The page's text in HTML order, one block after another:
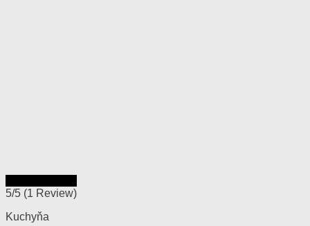
5/5 (1 Review)
Kuchyňa